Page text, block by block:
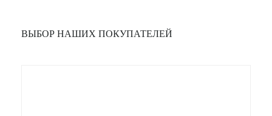
ВЫБОР НАШИХ ПОКУПАТЕЛЕЙ